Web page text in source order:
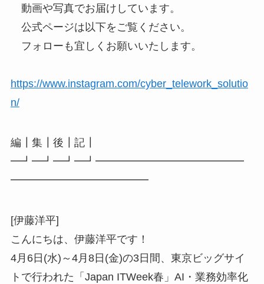
動画や写真でお届けしています。
公式ページは以下をご覧ください。
フォローも宜しくお願いいたします。
https://www.instagram.com/cyber_telework_solutio
n/
編┃集┃後┃記┃
━┛━┛━┛━┛━━━━━━━━━━━━━━
━━━━━━━━━━━━━
[伊藤洋平]
こんにちは、伊藤洋平です！
4月6日(水)～4月8日(金)の3日間、東京ビッグサイ
トで行われた「Japan ITWeek春」AI・業務効率化